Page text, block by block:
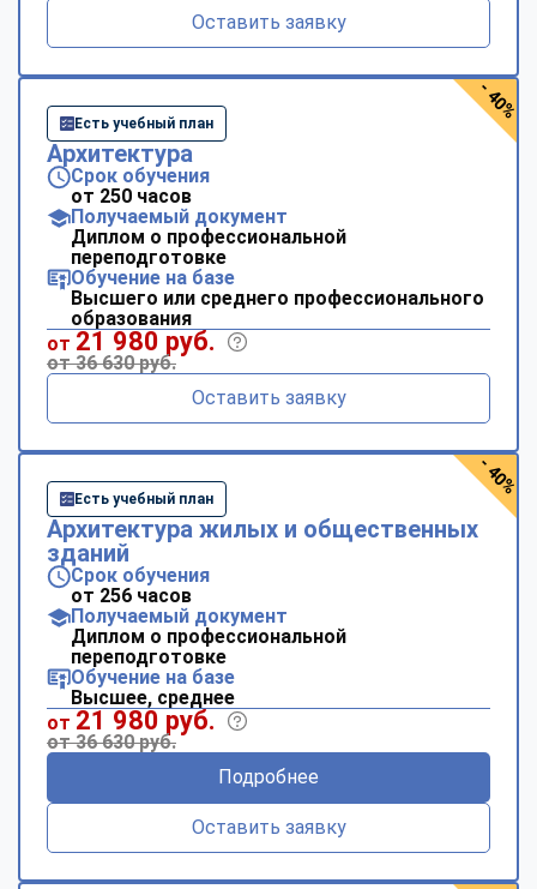
Оставить заявку
Есть учебный план
Архитектура
Срок обучения
от 250 часов
Получаемый документ
Диплом о профессиональной
переподготовке
Обучение на базе
Высшего или среднего профессионального
образования
от 21 980 руб.
от 36 630 руб.
Оставить заявку
- 40%
Есть учебный план
Архитектура жилых и общественных
зданий
Срок обучения
от 256 часов
Получаемый документ
Диплом о профессиональной
переподготовке
Обучение на базе
Высшее, среднее
от 21 980 руб.
от 36 630 руб.
Подробнее
Оставить заявку
- 40%